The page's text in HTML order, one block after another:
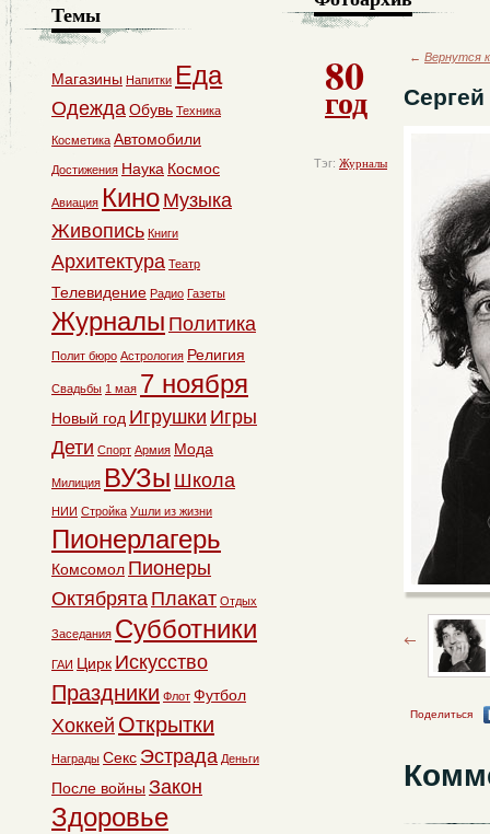
80
год
Тэг: Журналы
← Вернутся
Поделиться
Темы
Магазины Напитки Еда
ОдеждаОбувь Техника
Косметика Автомобили
Достижения Наука Космос
Авиация Кино Музыка
Живопись Книги
Архитектура Театр
Телевидение Радио Газеты
Журналы Политика
Полит бюро Астрология Религия
Свадьбы 1 мая 7 ноября
Новый год Игрушки Игры
Дети Спорт Армия Мода
Милиция ВУЗы Школа
НИИ Стройка Ушли из жизни
Пионерлагерь
Комсомол Пионеры
Октябрята Плакат Отдых
Заседания Субботники
ГАИ Цирк Искусство
Праздники Флот Футбол
Хоккей Открытки
Награды Секс Эстрада Деньги
После войны Закон
Здоровье